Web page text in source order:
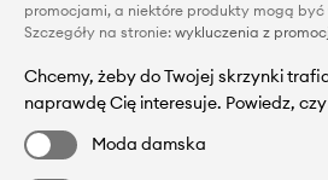
promocjami, a niektóre produkty mogą być
Szczegóły na stronie: wykluczenia z
Chcemy, żeby do Twojej skrzynki
naprawdę Cię interesuje. Powiedz,
Moda damska